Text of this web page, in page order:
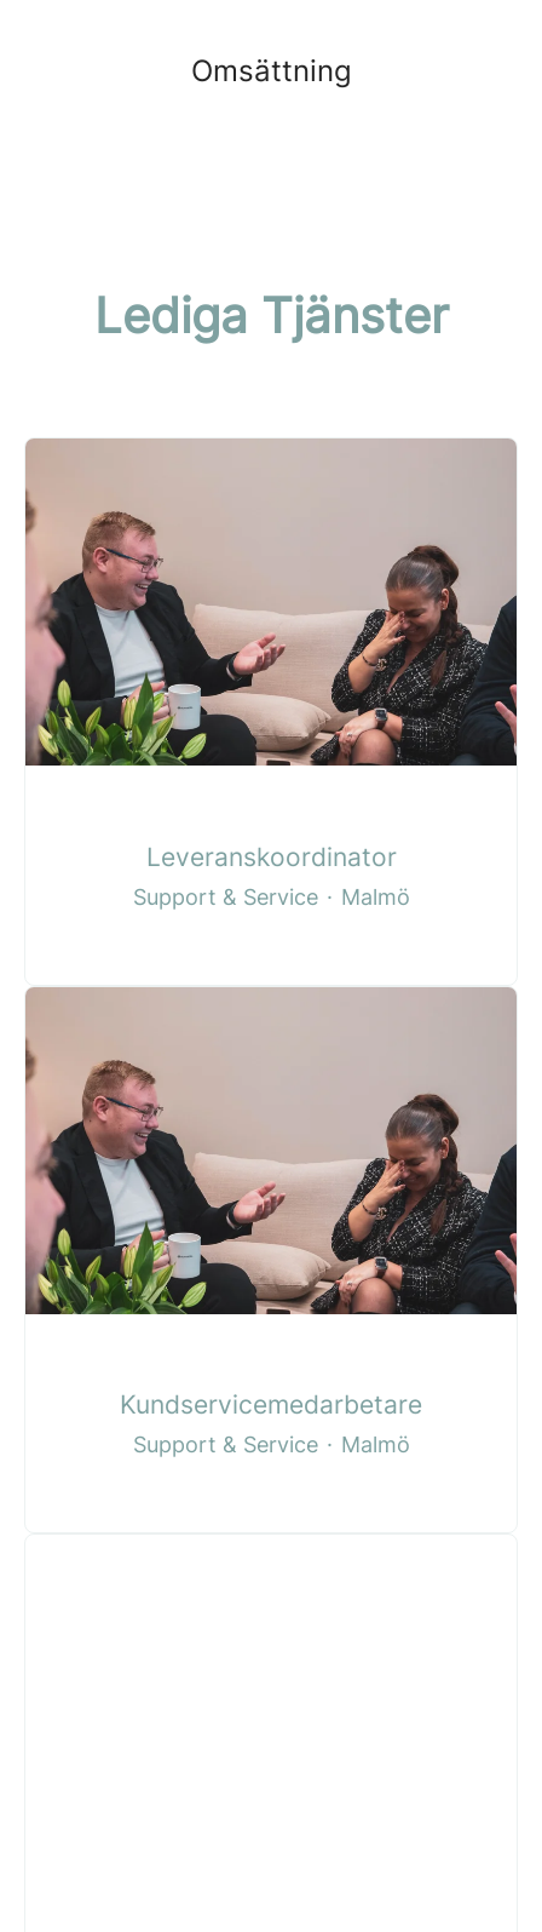
Omsättning
Lediga Tjänster
Leveranskoordinator
Support & Service · Malmö
Kundservicemedarbetare
Support & Service · Malmö